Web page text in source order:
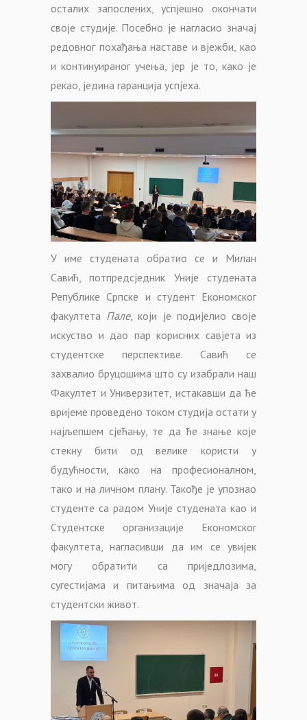
осталих запослених, успјешно окончати
своје студије. Посебно је нагласио значај
редовног похађања наставе и вјежби, као
и континуираног учења, јер је то, како је
рекао, једина гаранција успјеха.
У име студената обратио се и Милан
Савић, потпредсједник Уније студената
Републике Српске и студент Економског
факултета Пале, који је подијелио своје
искуство и дао пар корисних савјета из
студентске перспективе. Савић се
захвалио бруцошима што су изабрали наш
Факултет и Универзитет, истакавши да ће
вријеме проведено током студија остати у
најљепшем сјећању, те да ће знање које
стекну бити од велике користи у
будућности, како на професионалном,
тако и на личном плану. Такође је упознао
студенте са радом Уније студената као и
Студентске организације Економског
факултета, нагласивши да им се увијек
могу обратити са приједлозима,
сугестијама и питањима од значаја за
студентски живот.